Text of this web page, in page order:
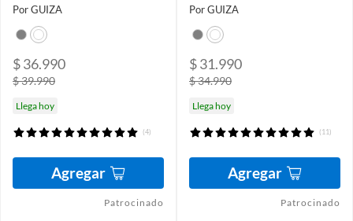
Por GUIZA
$ 36.990
$ 39.990
Llega hoy
(4)
Agregar
Patrocinado
Por GUIZA
$ 31.990
$ 34.990
Llega hoy
(11)
Agregar
Patrocinado